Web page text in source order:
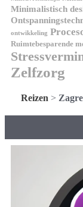
Minimalistisch
ontwikkeling
Ruimtebesparende
Zelfzorg
Reizen >